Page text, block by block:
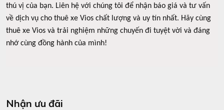
thú vị của bạn. Liên hệ với chúng tôi để nhận báo giá và tư vấn
về dịch vụ cho thuê xe Vios chất lượng và uy tín nhất. Hãy cùng
thuê xe Vios và trải nghiệm những chuyến đi tuyệt vời và đáng
nhớ cùng đồng hành của mình!
Nhận ưu đãi